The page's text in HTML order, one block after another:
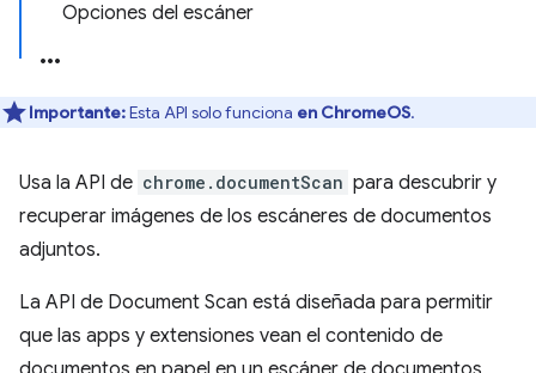
Opciones del escáner
Importante:Esta API solo funciona en ChromeOS.
Usa la API de chrome.documentScan para descubrir y
recuperar imágenes de los escáneres de documentos
adjuntos.
La API de Document Scan está diseñada para permitir
que las apps y extensiones vean el contenido de